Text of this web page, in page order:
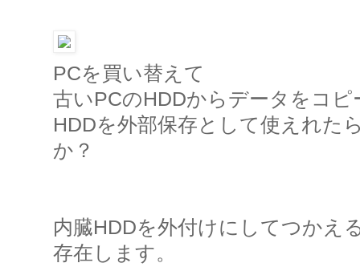
PCを買い替えて
古いPCのHDDからデータをコピ
HDDを外部保存として使えれた
か？
内臓HDDを外付けにしてつかえ
存在します。